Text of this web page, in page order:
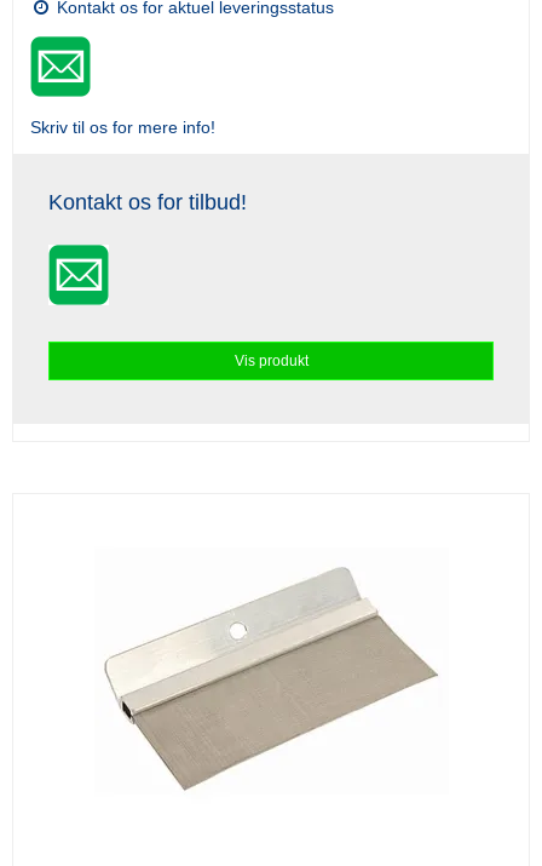
Kontakt os for aktuel leveringsstatus
Skriv til os for mere info!
Kontakt os for tilbud!
Vis produkt